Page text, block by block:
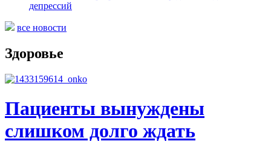
депрессий
все новости
Здоровье
Пациенты вынуждены
слишком долго ждать